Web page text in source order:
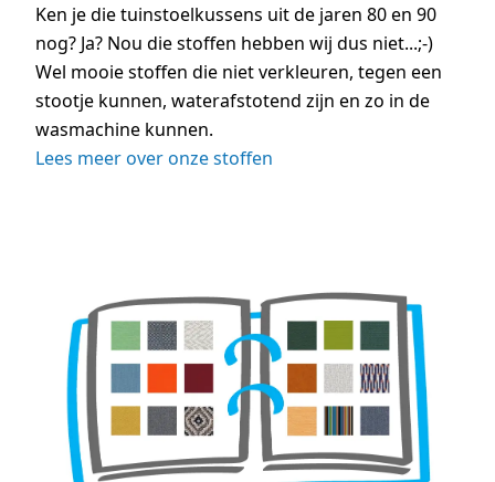
Ken je die tuinstoelkussens uit de jaren 80 en 90
nog? Ja? Nou die stoffen hebben wij dus niet...;-)
Wel mooie stoffen die niet verkleuren, tegen een
stootje kunnen, waterafstotend zijn en zo in de
wasmachine kunnen.
Lees meer over onze stoffen